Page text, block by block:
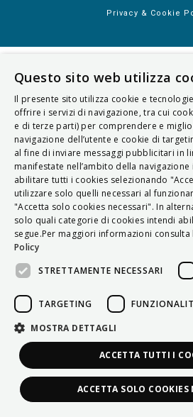
Privacy & Cookie
Questo sito web utilizza
Il presente sito utilizza cookie e
offrire i servizi di navigazione, tra cui
e di terze parti) per comprendere e
navigazione dell’utente e cookie di
al fine di inviare messaggi pubblicitari in
manifestate nell’ambito della
abilitare tutti i cookies selezionando
utilizzare solo quelli necessari al
"Accetta solo cookies necessari". In
solo quali categorie di cookies intendi
segue.Per maggiori informazioni consulta
Policy
STRETTAMENTE NECESSARI
TARGETING
MOSTRA DETTAGLI
ACCETTA TUTTI I
ACCETTA SOLO COOKIES